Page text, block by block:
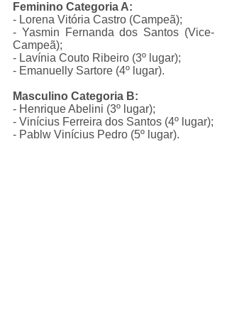
Feminino Categoria A:
- Lorena Vitória Castro (Campeã);
- Yasmin Fernanda dos Santos (Vice-
Campeã);
- Lavínia Couto Ribeiro (3º lugar);
- Emanuelly Sartore (4º lugar).
Masculino Categoria B:
- Henrique Abelini (3º lugar);
- Vinícius Ferreira dos Santos (4º lugar);
- Pablw Vinícius Pedro (5º lugar).